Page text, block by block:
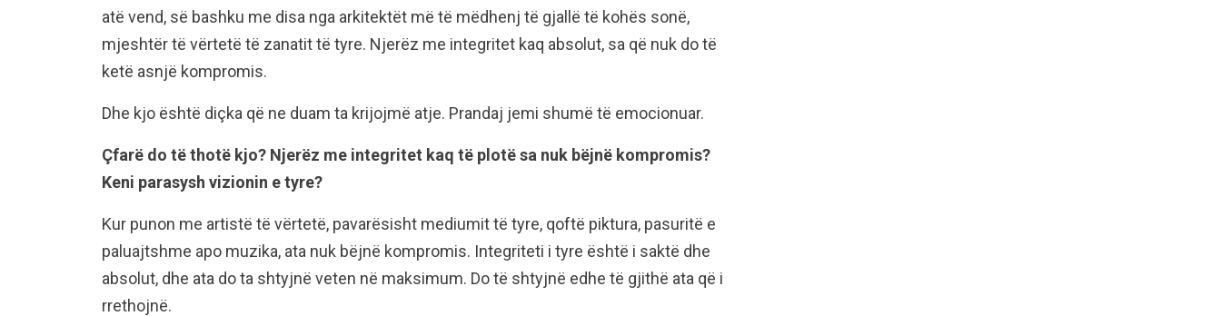
atë vend, së bashku me disa nga arkitektët më të mëdhenj të gjallë të kohës sonë,
mjeshtër të vërtetë të zanatit të tyre. Njerëz me integritet kaq absolut, sa që nuk do të
ketë asnjë kompromis.
Dhe kjo është diçka që ne duam ta krijojmë atje. Prandaj jemi shumë të emocionuar.
Çfarë do të thotë kjo? Njerëz me integritet kaq të plotë sa nuk bëjnë kompromis?
Keni parasysh vizionin e tyre?
Kur punon me artistë të vërtetë, pavarësisht mediumit të tyre, qoftë piktura, pasuritë e
paluajtshme apo muzika, ata nuk bëjnë kompromis. Integriteti i tyre është i saktë dhe
absolut, dhe ata do ta shtyjnë veten në maksimum. Do të shtyjnë edhe të gjithë ata që i
rrethojnë.